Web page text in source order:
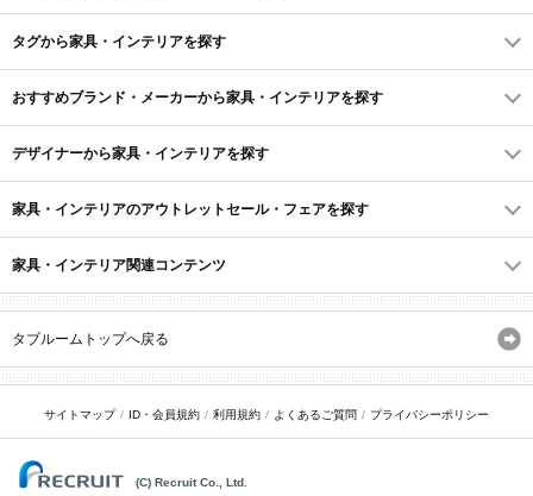
タグから家具・インテリアを探す
おすすめブランド・メーカーから家具・インテリアを探す
デザイナーから家具・インテリアを探す
家具・インテリアのアウトレットセール・フェアを探す
家具・インテリア関連コンテンツ
タブルームトップへ戻る
サイトマップ ID・会員規約 利用規約 よくあるご質問 プライバシーポリシー
(C) Recruit Co., Ltd.